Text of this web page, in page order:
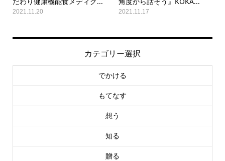
2021.11.20 2021.11.17
カテゴリー選択
でかける
もてなす
想う
知る
贈る